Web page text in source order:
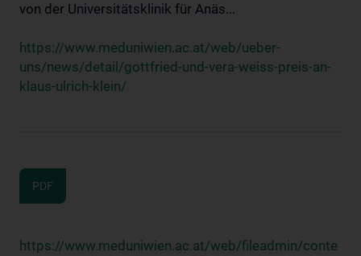
von der Universitätsklinik für Anäs...
https://www.meduniwien.ac.at/web/ueber-
uns/news/detail/gottfried-und-vera-weiss-preis-an-
klaus-ulrich-klein/
PDF
https://www.meduniwien.ac.at/web/fileadmin/conte